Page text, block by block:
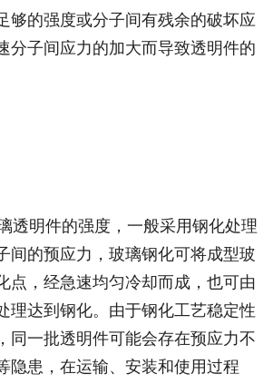
够的强度或分子间有残余的破坏应
分子间应力的加大而导致透明件的
透明件的强度，一般采用钢化处理
间的预应力，玻璃钢化可将成型玻
点，经急速均匀冷却而成，也可由
理达到钢化。由于钢化工艺稳定性
同一批透明件可能会存在预应力不
隐患，在运输、安装和使用过程